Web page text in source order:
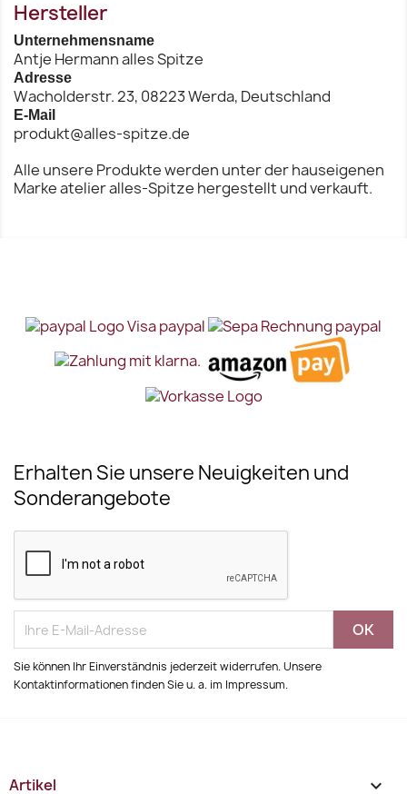
Hersteller
Unternehmensname
Antje Hermann alles Spitze
Adresse
Wacholderstr. 23, 08223 Werda, Deutschland
E-Mail
produkt@alles-spitze.de
Alle unsere Produkte werden unter der hauseigenen
Marke atelier alles-Spitze hergestellt und verkauft.
Erhalten Sie unsere Neuigkeiten und
Sonderangebote
Sie können Ihr Einverständnis jederzeit widerrufen. Unsere
Kontaktinformationen finden Sie u. a. im Impressum.
Artikel 